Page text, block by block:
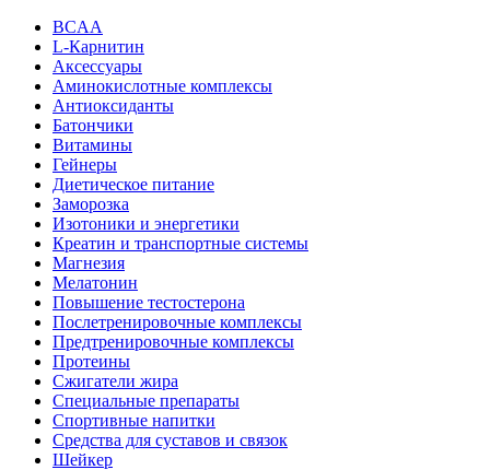
BCAA
L-Карнитин
Аксессуары
Аминокислотные комплексы
Антиоксиданты
Батончики
Витамины
Гейнеры
Диетическое питание
Заморозка
Изотоники и энергетики
Креатин и транспортные системы
Магнезия
Мелатонин
Повышение тестостерона
Послетренировочные комплексы
Предтренировочные комплексы
Протеины
Сжигатели жира
Специальные препараты
Спортивные напитки
Средства для суставов и связок
Шейкер